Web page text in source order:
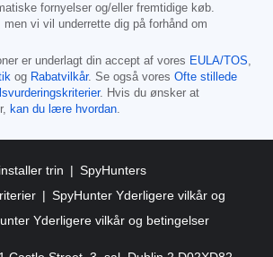
fornyelser og/eller fremtidige køb.
vi vil underrette dig på forhånd om
er underlagt din accept af vores EULA/TOS,
og Rabatvilkår. Se også vores Ofte stillede
. Hvis du ønsker at
kan du lære hvordan.
trin
SpyHunters
SpyHunter Yderligere vilkår og
Yderligere vilkår og betingelser